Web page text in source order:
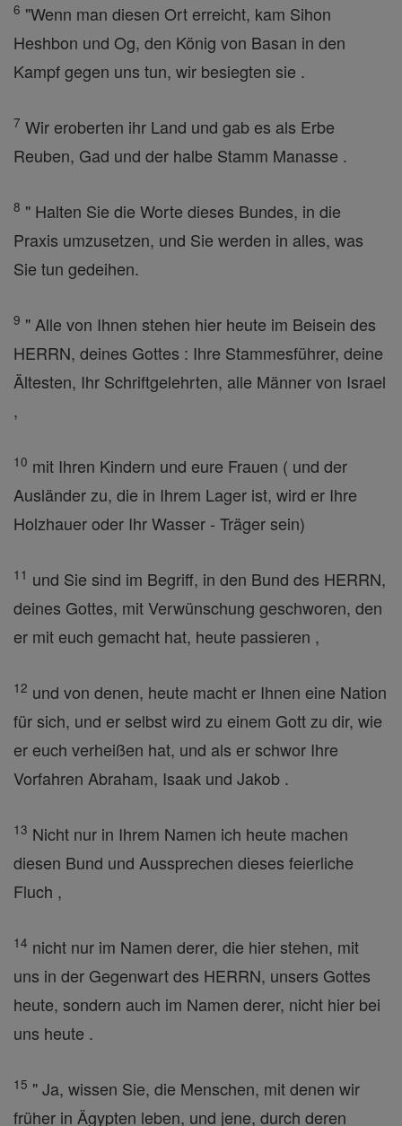
6 "Wenn man diesen Ort erreicht, kam Sihon
Heshbon und Og, den König von Basan in den
Kampf gegen uns tun, wir besiegten sie .
7 Wir eroberten ihr Land und gab es als Erbe
Reuben, Gad und der halbe Stamm Manasse .
8 " Halten Sie die Worte dieses Bundes, in die
Praxis umzusetzen, und Sie werden in alles, was
Sie tun gedeihen.
9 " Alle von Ihnen stehen hier heute im Beisein des
HERRN, deines Gottes : Ihre Stammesführer, deine
Ältesten, Ihr Schriftgelehrten, alle Männer von Israel
,
10 mit Ihren Kindern und eure Frauen ( und der
Ausländer zu, die in Ihrem Lager ist, wird er Ihre
Holzhauer oder Ihr Wasser - Träger sein)
11 und Sie sind im Begriff, in den Bund des HERRN,
deines Gottes, mit Verwünschung geschworen, den
er mit euch gemacht hat, heute passieren ,
12 und von denen, heute macht er Ihnen eine Nation
für sich, und er selbst wird zu einem Gott zu dir, wie
er euch verheißen hat, und als er schwor Ihre
Vorfahren Abraham, Isaak und Jakob .
13 Nicht nur in Ihrem Namen ich heute machen
diesen Bund und Aussprechen dieses feierliche
Fluch ,
14 nicht nur im Namen derer, die hier stehen, mit
uns in der Gegenwart des HERRN, unsers Gottes
heute, sondern auch im Namen derer, nicht hier bei
uns heute .
15 " Ja, wissen Sie, die Menschen, mit denen wir
früher in Ägypten leben, und jene, durch deren